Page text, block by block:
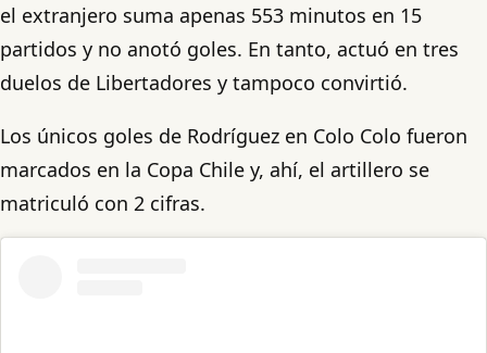
el extranjero suma apenas 553 minutos en 15
partidos y no anotó goles. En tanto, actuó en tres
duelos de Libertadores y tampoco convirtió.
Los únicos goles de Rodríguez en Colo Colo fueron
marcados en la Copa Chile y, ahí, el artillero se
matriculó con 2 cifras.